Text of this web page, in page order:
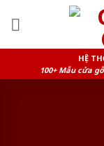
HỆ
100+ Mẫu cửa